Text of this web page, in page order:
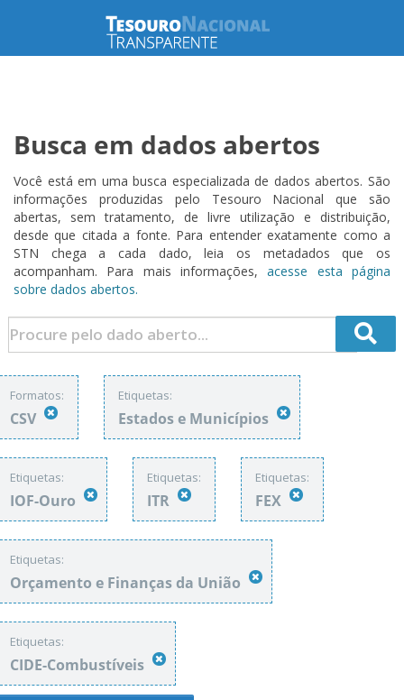
Busca em dados abertos
Você está em uma busca especializada de dados abertos. São
informações produzidas pelo Tesouro Nacional que são
abertas, sem tratamento, de livre utilização e distribuição,
desde que citada a fonte. Para entender exatamente como a
STN chega a cada dado, leia os metadados que os
acompanham. Para mais informações,acesse esta página
sobre dados abertos.
Formatos:
CSV
Etiquetas:
Estados e Municípios
Etiquetas:
IOF-Ouro
Etiquetas:
ITR
Etiquetas:
FEX
Etiquetas:
Orçamento e Finanças da União
Etiquetas:
CIDE-Combustíveis